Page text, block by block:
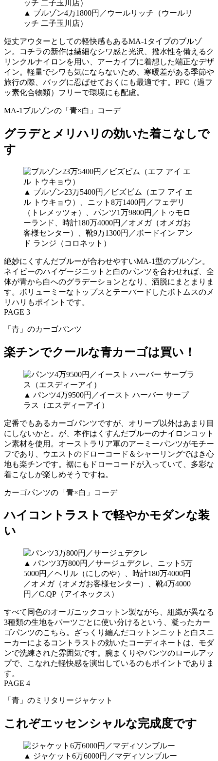
▲ ブルゾン4万1800円／ウールリッチ（ウールリ
ッチ 二子玉川店）
短丈アウターとしての軽快感もあるMA-1タイプのブルゾ
ン。コチラの新作は繊細なシワ感と光沢、撥水性を備えるク
リンクルナイロンを用い、アーカイブに着想した端正なデザ
イン。軽量でシワも気にならないため、寒暖差がある季節や
旅行の際、バッグに忍ばせておくにも最適です。PFC（過フ
ッ素化合物類）フリーで環境にも配慮。
MA-1ブルゾンの「青×白」コーデ
グラデとメリハリの効いた着こなしで
す
▲ ブルゾン23万5400円／ビズビム（エフ アイ エ
ル トウキョウ）、ニット8万1400円／フェデリ
（トレメッツォ）、パンツ1万9800円／トゥモロ
ーランド、時計180万4000円／オメガ（オメガお
客様センター）、靴9万1300円／ボードイン アン
ド ランジ（コロネット）
絶妙にくすんだブルーが合わせやすいMA-1型のブルゾン。
ネイビーのハイゲージニットと白のパンツを合わせれば、全
体が青から白へのグラデーションとなり、洒脱にまとまりま
す。ボリューミーなトップスとテーパードしたボトムスのメ
リハリもポイントです。
PAGE 3
「青」のカーゴパンツ
楽チンでクールな青カーゴは買い！
▲ パンツ4万9500円／イースト ハーバー サープ
ラス（エスディーアイ）
定番でもあるカーゴパンツですが、オリーブ以外はあまり目
にしないかと。が、本作はくすんだブルーのナイロンコット
ン素材を使用。オーストラリア軍のアーミーパンツがモチー
フであり、ウエストのドローコード＆シャーリングではき心
地も楽チンです。裾にもドローコードが入っていて、多彩な
着こなしが楽しめそうですね。
カーゴパンツの「青×白」コーデ
ハイコントラストで軽やかモダンな装
い
▲ パンツ3万800円／サージュデクレ、ニット5万
5000円／ヘリル（にしのや）、時計180万4000円
／オメガ（オメガお客様センター）、靴4万4000
円／C.QP（アイネックス）
すべて同色のオーガニックコットン製ながら、組織が異なる
3種類の生地をパーツごとに使い分けるという、凝ったカー
ゴパンツのこちら。ざっくり編んだコットンニットと白スニ
ーカーによるコントラストの効いたコーディネートは、モダ
ンで洗練された雰囲気です。腕まくりやパンツのロールアッ
プで、こなれた軽快感を演出しているのもポイントでありま
す。
PAGE 4
「青」のミリタリージャケット
これぞエッセンシャルな完成度です
▲ ジャケット6万6000円／マディソンブルー